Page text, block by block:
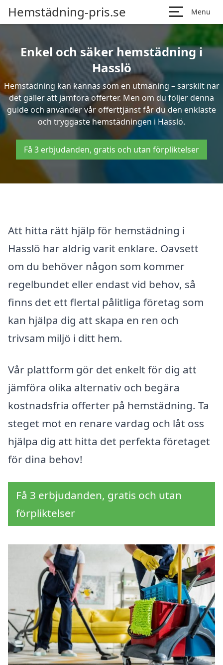
Hemstädning-pris.se Menu
Enkel och säker hemstädning i
Hasslö
Hemstädning kan kännas som en utmaning – särskilt när
det gäller att jämföra offerter. Men om du följer denna
guide och använder vår offerttjänst får du den enklaste
och tryggaste hemstädningen i Hasslö.
Få 3 erbjudanden, gratis och utan förpliktelser
Att hitta rätt hjälp för hemstädning i
Hasslö har aldrig varit enklare. Oavsett
om du behöver någon som kommer
regelbundet eller endast vid behov, så
finns det ett flertal pålitliga företag som
kan hjälpa dig att skapa en ren och
trivsam miljö i ditt hem.
Vår plattform gör det enkelt för dig att
jämföra olika alternativ och begära
kostnadsfria offerter på hemstädning. Ta
steget mot en renare vardag och låt oss
hjälpa dig att hitta det perfekta företaget
för dina behov!
Få 3 erbjudanden, gratis och utan
förpliktelser